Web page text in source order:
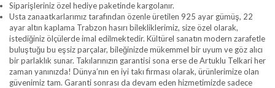
Siparişleriniz özel hediye paketinde kargolanır.
Usta zanaatkarlarımız tarafından özenle üretilen 925 ayar gümüş, 22
ayar altın kaplama Trabzon hasırı bilekliklerimiz, size özel olarak,
istediğiniz ölçülerde imal edilmektedir. Kültürel sanatın modern zarafetle
buluştuğu bu eşsiz parçalar, bileğinizde mükemmel bir uyum ve göz alıcı
bir parlaklık sunar. Takılarınızın garantisi sona erse de Artuklu Telkari her
zaman yanınızda! Dünya’nın en iyi takı firması olarak, ürünlerimize olan
güvenimiz tam. Garanti sonrası da devam eden hizmetimizde sadece